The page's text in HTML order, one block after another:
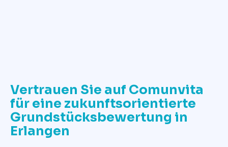
Vertrauen Sie auf Comunvita
für eine zukunftsorientierte
Grundstücksbewertung in
Erlangen